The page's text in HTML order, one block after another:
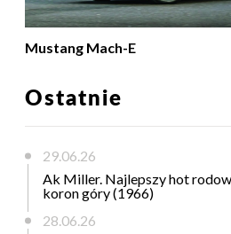
Mustang Mach-E
Ostatnie
29.06.26
Ak Miller. Najlepszy hot
koron góry (1966)
28.06.26